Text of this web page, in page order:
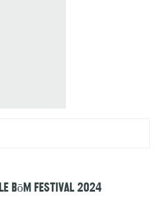
Le BōM Festival 2024